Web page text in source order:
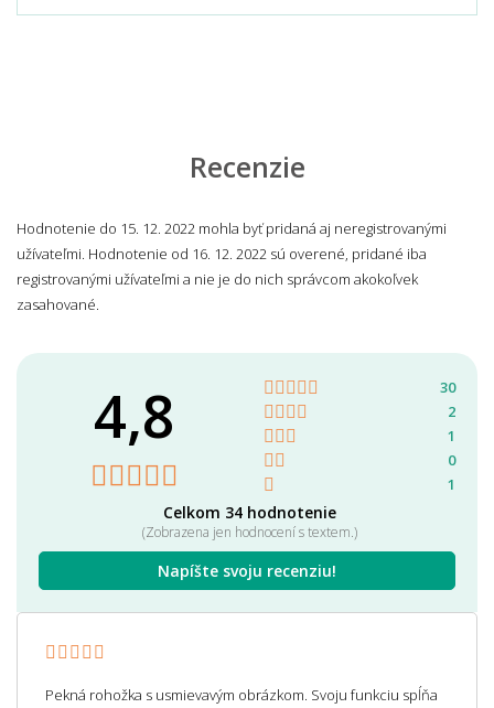
Recenzie
Hodnotenie do 15. 12. 2022 mohla byť pridaná aj neregistrovanými
užívateľmi. Hodnotenie od 16. 12. 2022 sú overené, pridané iba
registrovanými užívateľmi a nie je do nich správcom akokoľvek
zasahované.
4,8
Celkom 34 hodnotenie
(Zobrazena jen hodnocení s textem.)
Napíšte svoju recenziu!
30
2
1
0
1
Pekná rohožka s usmievavým obrázkom. Svoju funkciu spĺňa